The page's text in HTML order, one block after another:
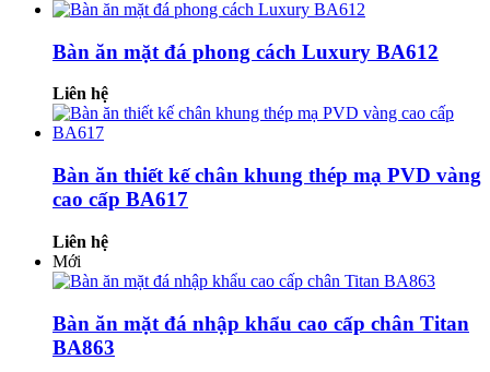
Bàn ăn mặt đá phong cách Luxury BA612
Liên hệ
Bàn ăn thiết kế chân khung thép mạ PVD vàng
cao cấp BA617
Liên hệ
Mới
Bàn ăn mặt đá nhập khẩu cao cấp chân Titan
BA863